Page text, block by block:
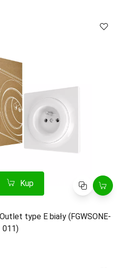
Kup Porównaj
type E biały (FGWSONE-
011)